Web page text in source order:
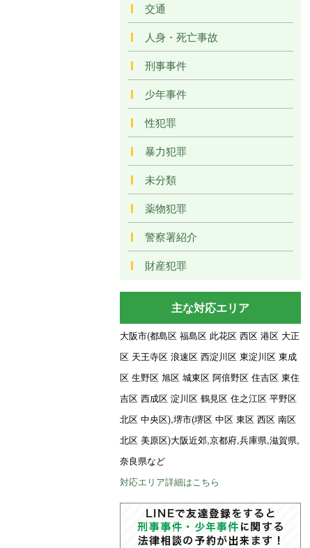
交通
人身・死亡事故
刑事事件
少年事件
性犯罪
暴力犯罪
未分類
薬物犯罪
警察署紹介
財産犯罪
主な対応エリア
大阪市(都島区 福島区 此花区 西区 港区 大正
区 天王寺区 浪速区 西淀川区 東淀川区 東成
区 生野区 旭区 城東区 阿倍野区 住吉区 東住
吉区 西成区 淀川区 鶴見区 住之江区 平野区
北区 中央区),堺市(堺区 中区 東区 西区 南区
北区 美原区)大阪近郊,京都府,兵庫県,滋賀県,
奈良県など
対応エリア詳細はこちら